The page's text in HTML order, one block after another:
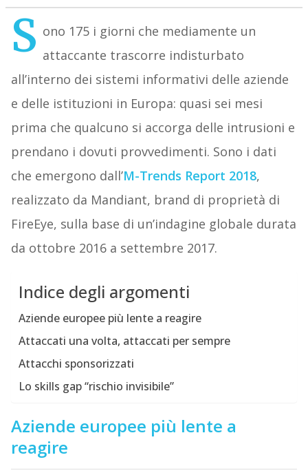
S ono 175 i giorni che mediamente un
attaccante trascorre indisturbato
all’interno dei sistemi informativi delle aziende
e delle istituzioni in Europa: quasi sei mesi
prima che qualcuno si accorga delle intrusioni e
prendano i dovuti provvedimenti. Sono i dati
che emergono dall’M-Trends Report 2018,
realizzato da Mandiant, brand di proprietà di
FireEye, sulla base di un’indagine globale durata
da ottobre 2016 a settembre 2017.
Indice degli argomenti
Aziende europee più lente a reagire
Attaccati una volta, attaccati per sempre
Attacchi sponsorizzati
Lo skills gap “rischio invisibile”
Aziende europee più lente a
reagire